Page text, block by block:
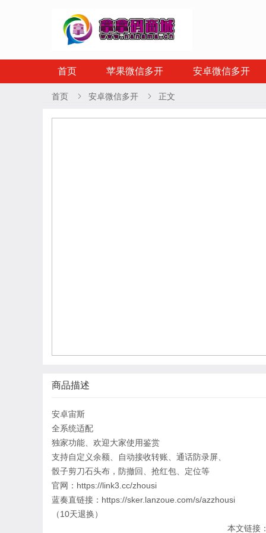
首页 苹果微信多开 安卓微信多开
首页  安卓微信多开  正文
商品描述
安卓宙斯
全系统适配
独家功能、欢迎大家使用鉴赏
支持自定义余额、自动接收转账、通话防录屏、
骰子剪刀石头布，防撤回、抢红包、定位等
官网：https://link3.cc/zhousi
蓝奏直链接：https://sker.lanzoue.com/s/azzhousi
（10天退换）
本文链接